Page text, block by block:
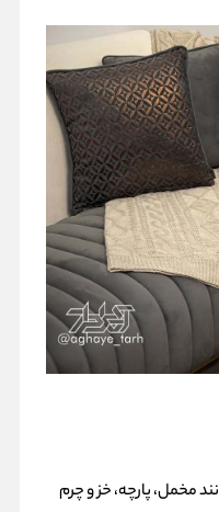
مخمل، پارچه، خز و چرم